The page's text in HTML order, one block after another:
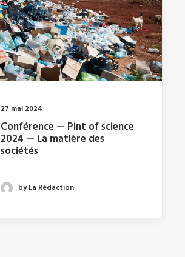
27 mai 2024
Conférence — Pint of science
2024 — La matière des
sociétés
by La Rédaction